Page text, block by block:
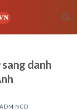
danh
ADMINCD